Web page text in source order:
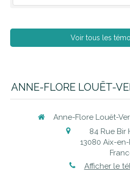
Voir tous les
ANNE-FLORE LOUËT-
Anne-Flore Louët-
84 Rue Bir
13080 Aix-
Afficher le